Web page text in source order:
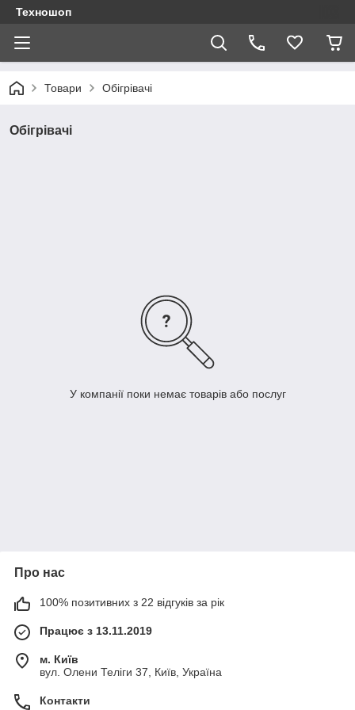
Техношоп
Товари Обігрівачі
Обігрівачі
У компанії поки немає товарів або послуг
Про нас
100% позитивних з 22 відгуків за рік
Працює з 13.11.2019
м. Київ
вул. Олени Теліги 37, Київ, Україна
Контакти